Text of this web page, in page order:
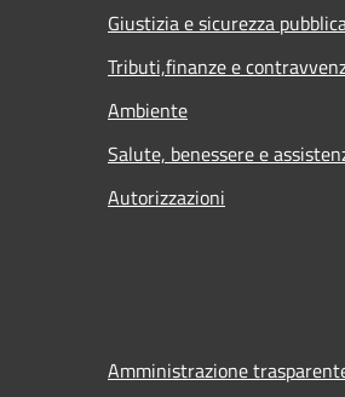
Giustizia e sicurezza
Tributi,finanze e
Ambiente
Salute, benessere e
Autorizzazioni
Amministrazione